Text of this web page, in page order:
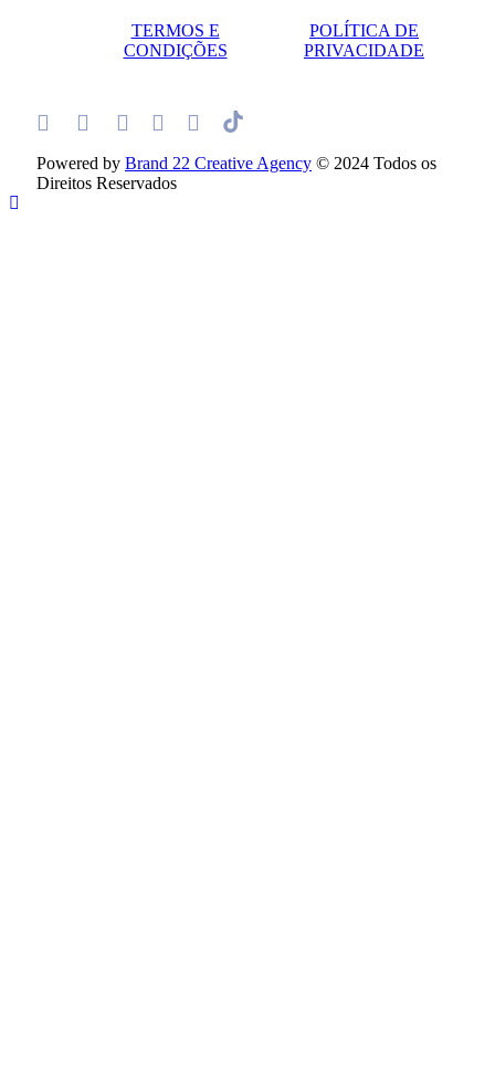
TERMOS E
CONDIÇÕES
POLÍTICA DE
PRIVACIDADE
Powered by Brand 22 Creative Agency © 2024 Todos os
Direitos Reservados